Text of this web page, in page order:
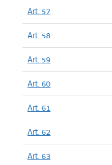
Art. 57
Art. 58
Art. 59
Art. 60
Art. 61
Art. 62
Art. 63